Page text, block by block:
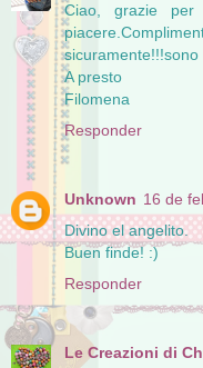
Ciao, grazie
A presto
Filomena
Responder
Unknown 16 de
Divino el angelito.
Buen finde! :)
Responder
Le Creazioni di